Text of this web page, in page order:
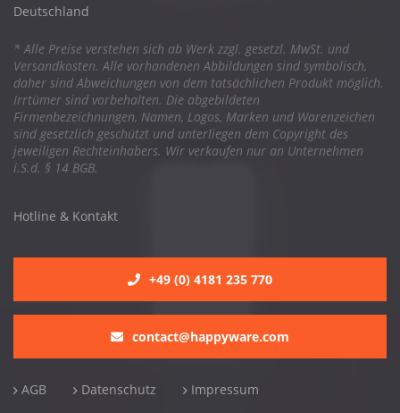
Deutschland
* Alle Preise verstehen sich ab Werk zzgl. gesetzl. MwSt. und
Versandkosten. Alle vorhandenen Abbildungen sind symbolisch,
daher sind Abweichungen von dem tatsächlichen Produkt möglich.
Irrtümer sind vorbehalten. Die abgebildeten
Firmenbezeichnungen, Namen, Logos, Marken und Warenzeichen
sind gesetzlich geschützt und unterliegen dem Copyright des
jeweiligen Rechteinhabers. Wir verkaufen nur an Unternehmen
i.S.d. § 14 BGB.
Hotline & Kontakt
+49 (0) 4181 235 770
contact@happyware.com
AGB Datenschutz Impressum